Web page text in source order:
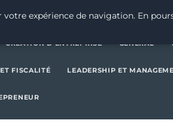
CRÉATION D’ENTREPRISE GENERAL
FISCALITÉ LEADERSHIP ET
expérience de navigation. En